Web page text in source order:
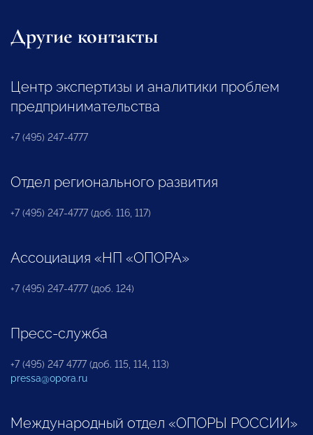
Другие контакты
Центр экспертизы и аналитики проблем
предпринимательства
+7 (495) 247-4777
Отдел регионального развития
+7 (495) 247-4777 (доб. 116, 117)
Ассоциация «НП «ОПОРА»
+7 (495) 247-4777 (доб. 124)
Пресс-служба
+7 (495) 247 4777 (доб. 115, 114, 113)
pressa@opora.ru
Международный отдел «ОПОРЫ РОССИИ»